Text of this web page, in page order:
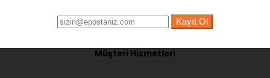
Kayıt Ol
Müşteri Hizmetleri